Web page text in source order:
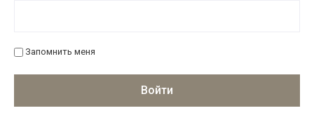
Запомнить меня
Войти